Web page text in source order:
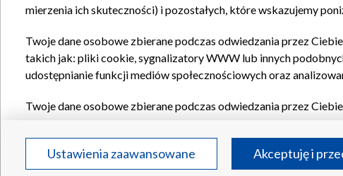
mierzenia ich skuteczności) i pozostałych, które wskazujemy
Twoje dane osobowe zbierane podczas odwiedzania przez
takich jak: pliki cookie, sygnalizatory WWW lub innych
udostępnianie funkcji mediów społecznościowych oraz
Twoje dane osobowe zbierane podczas odwiedzania przez Ciebie
Partnerów TVPdla realizacji następujących celów i funkcji:
reklam, tworzenia profilu spersonalizowanych reklam,
Ustawienia zaawansowane Akceptuję i